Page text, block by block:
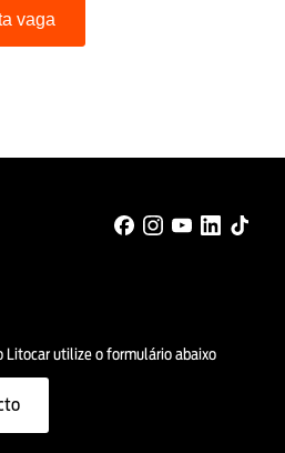
vaga
Litocar utilize o formulário abaixo